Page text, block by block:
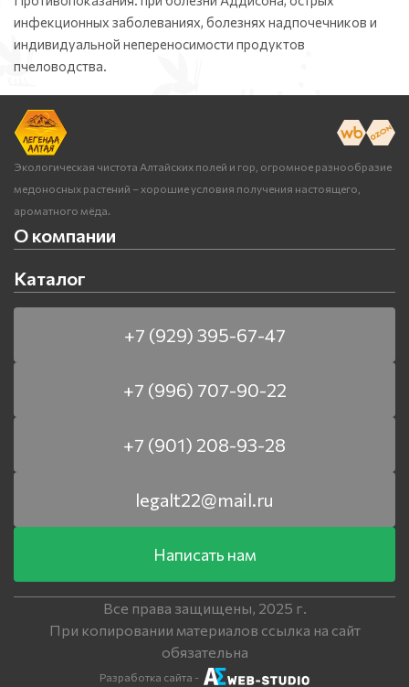
инфекционных заболеваниях, болезнях надпочечников и
индивидуальной непереносимости продуктов
пчеловодства.
Экологическая чистота Алтайских полей и гор, огромное разнообразие
медоносных растений – хорошие условия получения настоящего,
ароматного мёда.
О компании
Каталог
+7 (929) 395-67-47
+7 (996) 707-90-22
+7 (901) 208-93-28
legalt22@mail.ru
Написать нам
Все права защищены, 2025 г.
При копировании материалов ссылка на сайт
обязательна
Разработка сайта -